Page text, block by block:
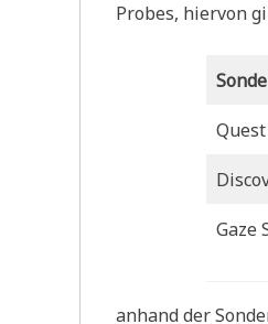
Probes, hiervon
Gaze
anhand der